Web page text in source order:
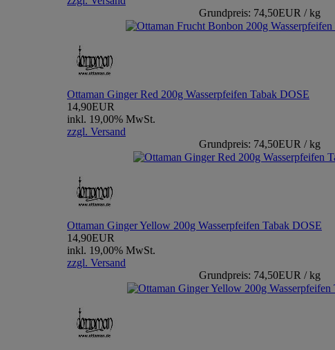
Grundpreis: 74,50EUR / kg
Ottaman Ginger Red 200g Wasserpfeifen Tabak DOSE
14,90EUR
inkl. 19,00% MwSt.
zzgl. Versand
Grundpreis: 74,50EUR / kg
Ottaman Ginger Yellow 200g Wasserpfeifen Tabak DOSE
14,90EUR
inkl. 19,00% MwSt.
zzgl. Versand
Grundpreis: 74,50EUR / kg